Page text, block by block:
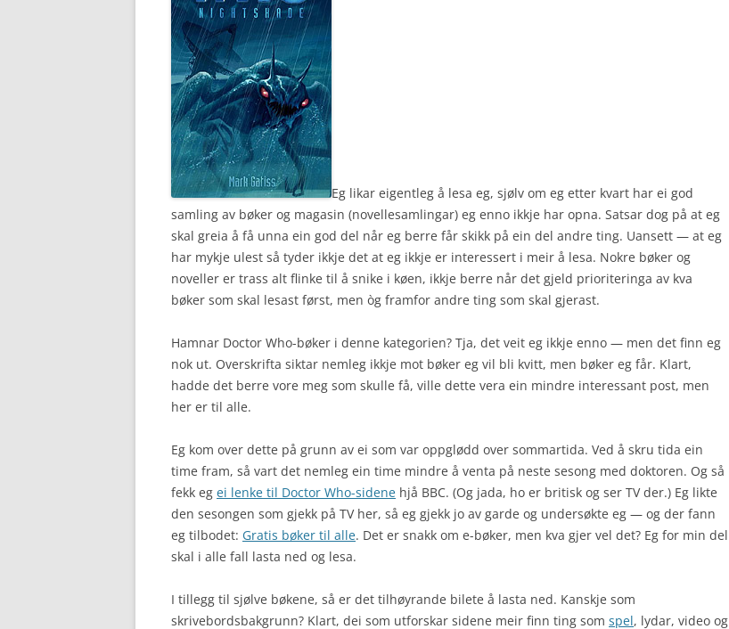
Eg likar eigentleg å lesa eg, sjølv om eg etter kvart har ei god
samling av bøker og magasin (novellesamlingar) eg enno ikkje har opna. Satsar dog på at eg
skal greia å få unna ein god del når eg berre får skikk på ein del andre ting. Uansett — at eg
har mykje ulest så tyder ikkje det at eg ikkje er interessert i meir å lesa. Nokre bøker og
noveller er trass alt flinke til å snike i køen, ikkje berre når det gjeld prioriteringa av kva
bøker som skal lesast først, men òg framfor andre ting som skal gjerast.
Hamnar Doctor Who-bøker i denne kategorien? Tja, det veit eg ikkje enno — men det finn eg
nok ut. Overskrifta siktar nemleg ikkje mot bøker eg vil bli kvitt, men bøker eg får. Klart,
hadde det berre vore meg som skulle få, ville dette vera ein mindre interessant post, men
her er til alle.
Eg kom over dette på grunn av ei som var oppglødd over sommartida. Ved å skru tida ein
time fram, så vart det nemleg ein time mindre å venta på neste sesong med doktoren. Og så
fekk eg ei lenke til Doctor Who-sidene hjå BBC. (Og jada, ho er britisk og ser TV der.) Eg likte
den sesongen som gjekk på TV her, så eg gjekk jo av garde og undersøkte eg — og der fann
eg tilbodet: Gratis bøker til alle. Det er snakk om e-bøker, men kva gjer vel det? Eg for min del
skal i alle fall lasta ned og lesa.
I tillegg til sjølve bøkene, så er det tilhøyrande bilete å lasta ned. Kanskje som
skrivebordsbakgrunn? Klart, dei som utforskar sidene meir finn ting som spel, lydar, video og